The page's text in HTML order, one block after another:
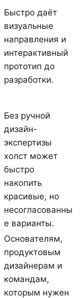
Быстро даёт
визуальные
направления и
интерактивный
прототип до
разработки.
Без ручной
дизайн-
экспертизы
холст может
быстро
накопить
красивые, но
несогласованны
е варианты.
Основателям,
продуктовым
дизайнерам и
командам,
которым нужен